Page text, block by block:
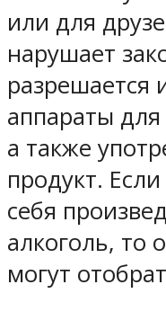
или для
нарушает
разрешается
аппараты
а также
продукт.
себя
алкоголь, то
могут